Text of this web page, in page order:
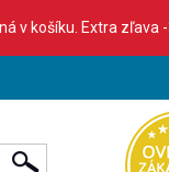
v košíku. Extra